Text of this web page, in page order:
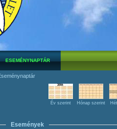
ESEMÉNYNAPTÁR
Év szerint Hónap szerint
Események